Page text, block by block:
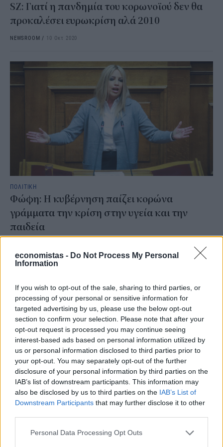
economistas - Do Not Process My Personal
Information
If you wish to opt-out of the sale, sharing to third parties, or
processing of your personal or sensitive information for
targeted advertising by us, please use the below opt-out
section to confirm your selection. Please note that after your
opt-out request is processed you may continue seeing
interest-based ads based on personal information utilized by
us or personal information disclosed to third parties prior to
your opt-out. You may separately opt-out of the further
disclosure of your personal information by third parties on the
IAB’s list of downstream participants. This information may
also be disclosed by us to third parties on the IAB’s List of
Downstream Participants that may further disclose it to other
Personal Data Processing Opt Outs
SZ: Γιατί η πανδημία του κορωνοϊού δεν θα
προκαλέσει ευρωκρίση αλά 2010
NEWSROOM / 10 Οκτ 2020
ΠΟΛΙΤΙΚΗ
Φώφη: Η κυβέρνηση παίζει κορώνα
γράμματα την κρίση στην υγεία και την
παιδεία
/27 Σεπ 2020
ΕΠΙΧΕΙΡΗΣΕΙΣ